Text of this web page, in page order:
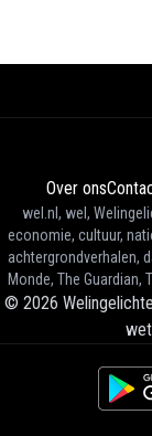
Over ons
wel.nl, wel,
economie, cultuur,
achtergrondverhalen,
Monde, The
© 2026